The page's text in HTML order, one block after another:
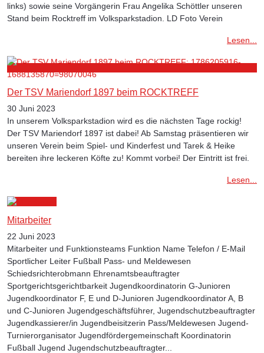
links) sowie seine Vorgängerin Frau Angelika Schöttler unseren
Stand beim Rocktreff im Volksparkstadion. LD Foto Verein
Lesen...
Der TSV Mariendorf 1897 beim ROCKTREFF
30 Juni 2023
In unserem Volksparkstadion wird es die nächsten Tage rockig!
Der TSV Mariendorf 1897 ist dabei! Ab Samstag präsentieren wir
unseren Verein beim Spiel- und Kinderfest und Tarek & Heike
bereiten ihre leckeren Köfte zu! Kommt vorbei! Der Eintritt ist frei.
Lesen...
Mitarbeiter
22 Juni 2023
Mitarbeiter und Funktionsteams Funktion Name Telefon / E-Mail
Sportlicher Leiter Fußball Pass- und Meldewesen
Schiedsrichterobmann Ehrenamtsbeauftragter
Sportgerichtsgerichtbarkeit Jugendkoordinatorin G-Junioren
Jugendkoordinator F, E und D-Junioren Jugendkoordinator A, B
und C-Junioren Jugendgeschäftsführer, Jugendschutzbeauftragter
Jugendkassierer/in Jugendbeisitzerin Pass/Meldewesen Jugend-
Turnierorganisator Jugendfördergemeinschaft Koordinatorin
Fußball Jugend Jugendschutzbeauftragter...